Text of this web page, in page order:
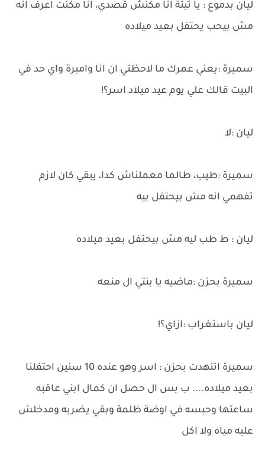
ليان بدموع : يا تيتة انا مكنش قصدي، انا مكنت اعرف انه
مش بيحب يحتفل بعيد ميلاده
سميرة :يعني عمرك ما لاحظتي ان انا واميرة واي حد في
البيت قالك علي يوم عيد ميلاد اسر؟!
ليان :لا
سميرة :طيب، طالما معملناش كدا، يبقي كان لازم
تفهمي انه مش بيحتفل بيه
ليان : ط طب ليه مش بيحتفل بعيد ميلاده
سميرة بحزن :ماضيه يا بنتي ال منعه
ليان باستغراب :ازاي؟!
سميرة اتنهدت بحزن : اسر وهو عنده 10 سنين احتفلنا
بعيد ميلاده.... ب بس ال حصل ان كمال ابني عاقبه
ساعتها وحبسه في اوضة ظلمة وبقي يضربه ومدخلش
عليه مياه ولا اكل